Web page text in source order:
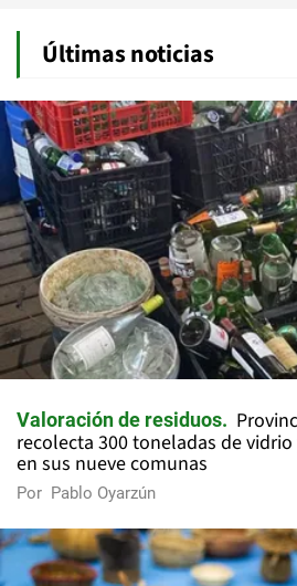
Últimas noticias
Valoración de residuos
recolecta 300 toneladas de
en sus nueve comunas
Por Pablo Oyarzún